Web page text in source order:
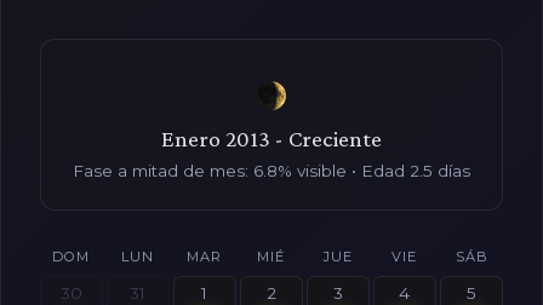
Enero 2013 - Creciente
Fase a mitad de mes: 6.8% visible • Edad 2.5 días
DOM LUN MAR MIÉ JUE VIE SÁB
30 31 1 2 3 4 5